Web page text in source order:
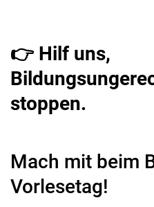
👉 Hilf uns,
stoppen.
Mach mit beim
Vorlesetag!